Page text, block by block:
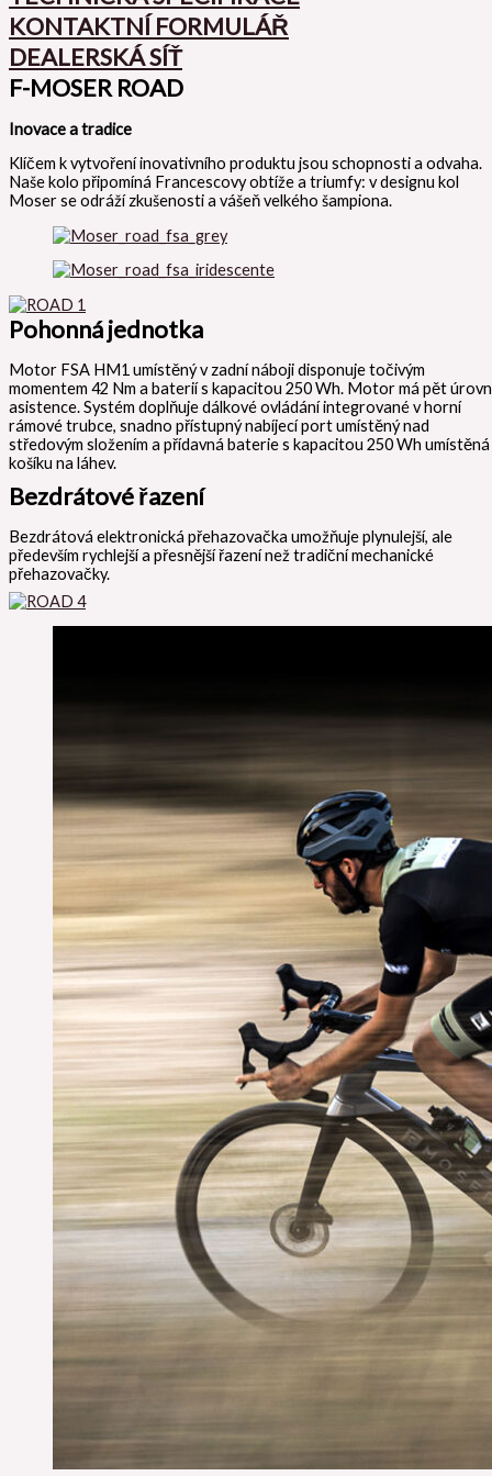
KONTAKTNÍ FORMULÁŘ
DEALERSKÁ SÍŤ
F-MOSER ROAD
Inovace a tradice
Klíčem k vytvoření inovativního produktu jsou schopnosti a odvaha.
Naše kolo připomíná Francescovy obtíže a triumfy: v designu kol
Moser se odráží zkušenosti a vášeň velkého šampiona.
Pohonná jednotka
Motor FSA HM1 umístěný v zadní náboji disponuje točivým
momentem 42 Nm a baterií s kapacitou 250 Wh. Motor má pět
asistence. Systém doplňuje dálkové ovládání integrované v horní
rámové trubce, snadno přístupný nabíjecí port umístěný nad
středovým složením a přídavná baterie s kapacitou 250 Wh umístěná
košíku na láhev.
Bezdrátové řazení
Bezdrátová elektronická přehazovačka umožňuje plynulejší, ale
především rychlejší a přesnější řazení než tradiční mechanické
přehazovačky.